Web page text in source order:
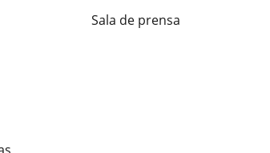
Sala de prensa